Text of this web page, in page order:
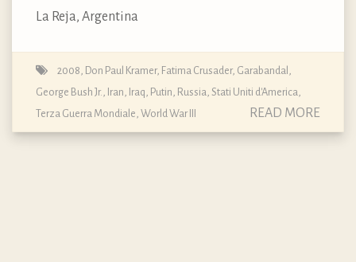
La Reja, Argentina
2008 Don Paul Kramer, Fatima Crusader, Garabandal
George Bush Jr. Iran Iraq Putin Russia Stati Uniti d'America
Terza Guerra Mondiale World War III READ MORE